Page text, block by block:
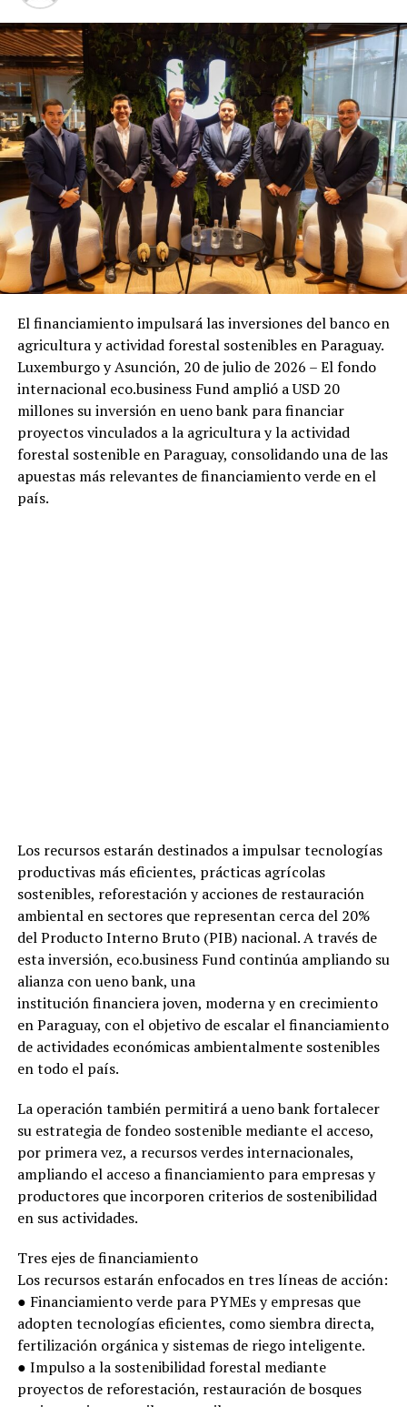
El financiamiento impulsará las inversiones del banco en
agricultura y actividad forestal sostenibles en Paraguay.
Luxemburgo y Asunción, 20 de julio de 2026 – El fondo
internacional eco.business Fund amplió a USD 20
millones su inversión en ueno bank para financiar
proyectos vinculados a la agricultura y la actividad
forestal sostenible en Paraguay, consolidando una de las
apuestas más relevantes de financiamiento verde en el
país.
Los recursos estarán destinados a impulsar tecnologías
productivas más eficientes, prácticas agrícolas
sostenibles, reforestación y acciones de restauración
ambiental en sectores que representan cerca del 20%
del Producto Interno Bruto (PIB) nacional. A través de
esta inversión, eco.business Fund continúa ampliando su
alianza con ueno bank, una
institución financiera joven, moderna y en crecimiento
en Paraguay, con el objetivo de escalar el financiamiento
de actividades económicas ambientalmente sostenibles
en todo el país.
La operación también permitirá a ueno bank fortalecer
su estrategia de fondeo sostenible mediante el acceso,
por primera vez, a recursos verdes internacionales,
ampliando el acceso a financiamiento para empresas y
productores que incorporen criterios de sostenibilidad
en sus actividades.
Tres ejes de financiamiento
Los recursos estarán enfocados en tres líneas de acción:
● Financiamiento verde para PYMEs y empresas que
adopten tecnologías eficientes, como siembra directa,
fertilización orgánica y sistemas de riego inteligente.
● Impulso a la sostenibilidad forestal mediante
proyectos de reforestación, restauración de bosques